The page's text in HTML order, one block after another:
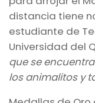
distancia tiene
estudiante de
Universidad del
que se
los animalitos y